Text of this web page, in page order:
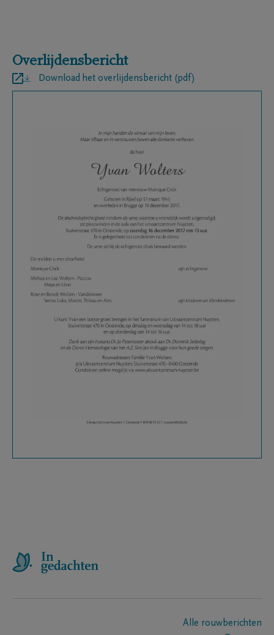
Overlijdensbericht
Download het overlijdensbericht (pdf)
Alle rouwberichten